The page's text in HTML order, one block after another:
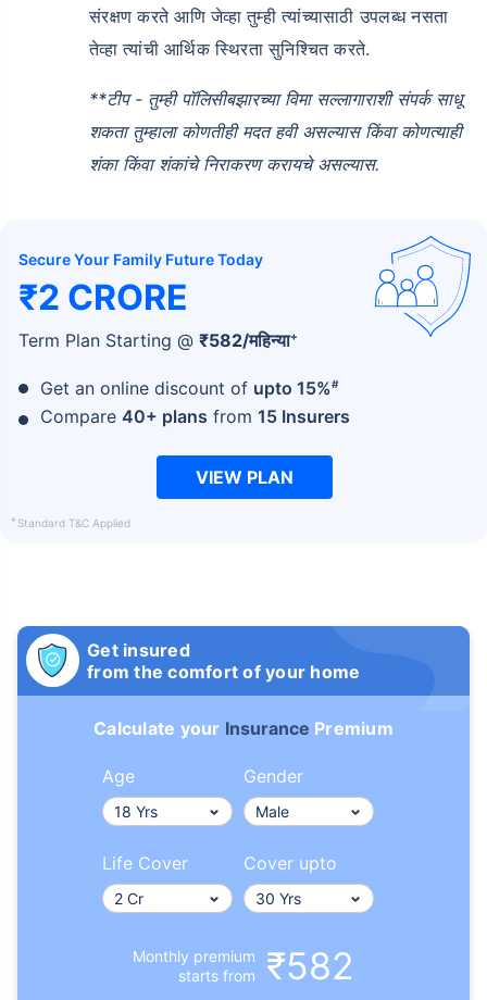
संरक्षण करते आणि जेव्हा तुम्ही त्यांच्यासाठी उपलब्ध नसता
तेव्हा त्यांची आर्थिक स्थिरता सुनिश्चित करते.
**टीप - तुम्ही पॉलिसीबझारच्या विमा सल्लागाराशी संपर्क साधू
शकता तुम्हाला कोणतीही मदत हवी असल्यास किंवा कोणत्याही
शंका किंवा शंकांचे निराकरण करायचे असल्यास.
Secure Your Family Future Today
₹2 CRORE
Term Plan Starting @ ₹582/महिन्या+
Get an online discount of upto 15%#
Compare 40+ plans from 15 Insurers
VIEW PLAN
+Standard T&C Applied
Get insured
from the comfort of your home
Calculate your Insurance Premium
Age Gender
Life Cover Cover upto
Monthly premium
starts from
₹582
वय टर्म विमा प्रीमियमवर कसा
₹ 434/महिना ₹ 630/महिना*